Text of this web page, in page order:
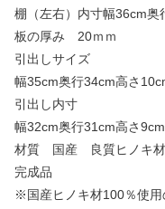
棚（左右）内寸幅36cm奥
板の厚み 20ｍｍ
引出しサイズ
幅35cm奥行34cm高さ
引出し内寸
幅32cm奥行31cm高さ9cm
材質 国産 良質ヒノキ
完成品
※国産ヒノキ材100％使用